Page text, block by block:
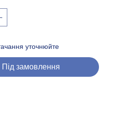
уточнюйте
Під замовлення